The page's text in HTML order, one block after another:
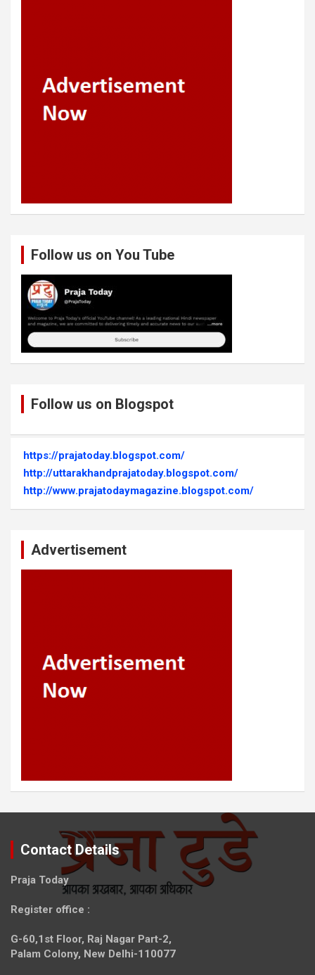
Follow us on You Tube
Follow us on Blogspot
https://prajatoday.blogspot.com/
http://uttarakhandprajatoday.blogspot.com/
http://www.prajatodaymagazine.blogspot.com/
Advertisement
Contact Details
Praja Today
Register office :
G-60,1st Floor, Raj Nagar Part-2,
Palam Colony, New Delhi-110077